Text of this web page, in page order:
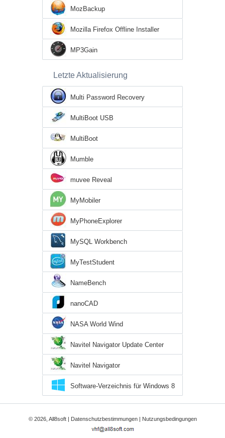
MozBackup
Mozilla Firefox Offline Installer
MP3Gain
Letzte Aktualisierung
Multi Password Recovery
MultiBoot USB
MultiBoot
Mumble
muvee Reveal
MyMobiler
MyPhoneExplorer
MySQL Workbench
MyTestStudent
NameBench
nanoCAD
NASA World Wind
Navitel Navigator Update Center
Navitel Navigator
Software-Verzeichnis für Windows 8
© 2026, All8soft | Datenschutzbestimmungen| Nutzungsbedingungen